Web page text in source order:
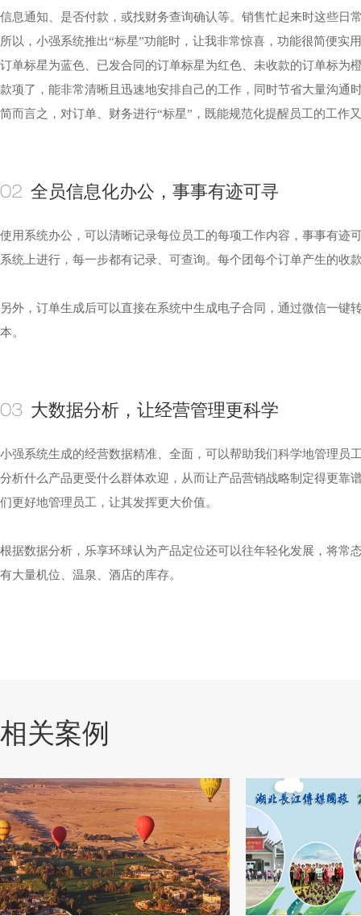
信息通知、是否付款，或找财务查询确认等。销售忙起来时这些日
所以，小强系统推出“标星”功能时，让我非常惊喜，功能很简便
订单标星为蓝色、已发合同的订单标星为红色、未收款的订单标
款项了，能非常清晰且迅速地安排自己的工作，同时节省大量沟通
简而言之，对订单、财务进行“标星”，既能规范化提醒员工的工作
02 全员信息化办公，事事有迹可寻
使用系统办公，可以清晰记录每位员工的每项工作内容，事事有迹
系统上进行，每一步都有记录、可查询。每个团每个订单产生的
另外，订单生成后可以直接在系统中生成电子合同，通过微信一
本。
03 大数据分析，让经营管理更科学
小强系统生成的经营数据精准、全面，可以帮助我们科学地管理员
分析什么产品更受什么群体欢迎，从而让产品营销战略制定得更
们更好地管理员工，让其发挥更大价值。
根据数据分析，乐享环球认为产品定位还可以往年轻化发展，将常
有大量机位、温泉、酒店的库存。
相关案例